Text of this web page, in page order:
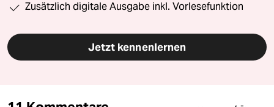
Zusätzlich digitale Ausgabe inkl. Vorlesefunktion
Jetzt kennenlernen